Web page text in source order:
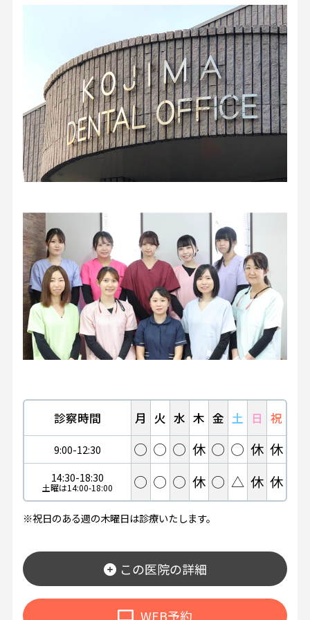
診察時間 月 火 水 木 金 土 日 祝
9:00-12:30 ◯ ◯ ◯ 休 ◯ ◯ 休 休
14:30-18:30
土曜は14:00-18:00 ◯ ◯ ◯ 休 ◯ △ 休 休
※祝日のある週の木曜日は診療いたします。
この医院の詳細
WEB予約